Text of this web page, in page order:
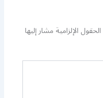
الحقول الإلزامية مشار إليها